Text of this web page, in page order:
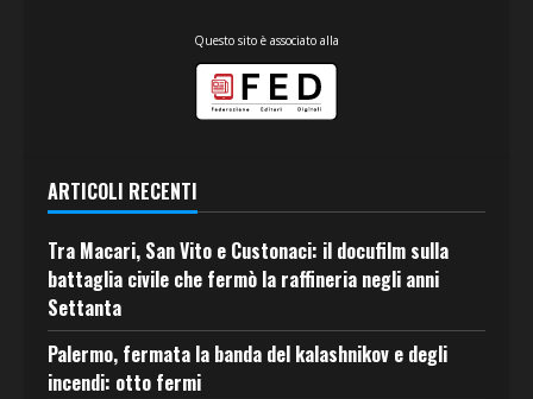
Questo sito è associato alla
ARTICOLI RECENTI
Tra Macari, San Vito e Custonaci: il docufilm sulla
battaglia civile che fermò la raffineria negli anni
Settanta
Palermo, fermata la banda del kalashnikov e degli
incendi: otto fermi